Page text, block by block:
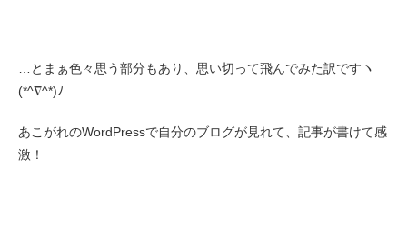
…とまぁ色々思う部分もあり、思い切って飛んでみた訳ですヽ
(*^∇^*)ﾉ
あこがれのWordPressで自分のブログが見れて、記事が書けて感
激！